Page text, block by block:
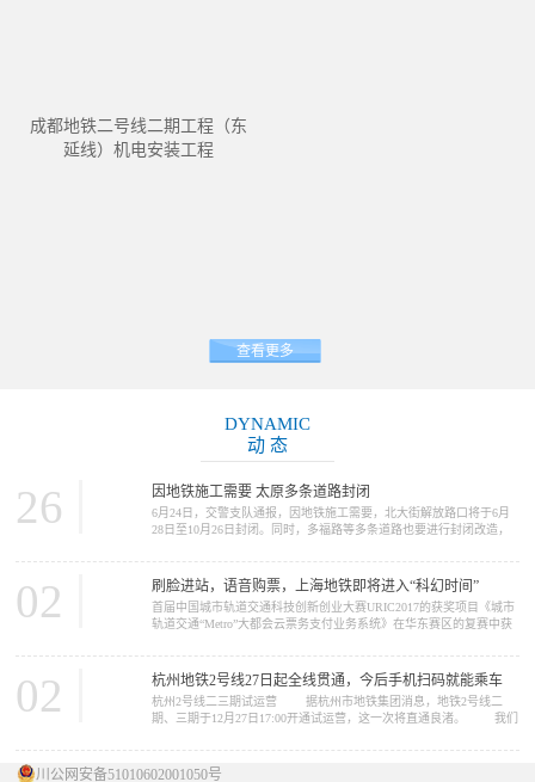
成都地铁二号线二期工程（东
延线）机电安装工程
查看更多
DYNAMIC
动 态
因地铁施工需要 太原多条道路封闭
26
6月24日，交警支队通报，因地铁施工需要，北大街解放路口将于6月
28日至10月26日封闭。同时，多福路等多条道路也要进行封闭改造，
口将于6月28日至10月26日封闭施工。施工期间，路口禁止一切车辆通
行，车辆可绕行胜利街、五一路、北肖墙。 多福路（规划摄乐街
—柴化路）将于6月26日至11月30日进行改造施工，施工期间，施工路
段禁止一切车...
刷脸进站，语音购票，上海地铁即将进入“科幻时间”
02
首届中国城市轨道交通科技创新创业大赛URIC2017的获奖项目《城市
轨道交通“Metro”大都会云票务支付业务系统》在华东赛区的复赛中获
的好成绩。这个项目的完成单位是上海申通地铁集团。 我们今天
要报道的新闻，正与这个项目中的“Metro大都会...
杭州地铁2号线27日起全线贯通，今后手机扫码就能乘车
02
杭州2号线二三期试运营 据杭州市地铁集团消息，地铁2号线二
期、三期于12月27日17:00开通试运营，这一次将直通良渚。 我们
川公网安备51010602001050号